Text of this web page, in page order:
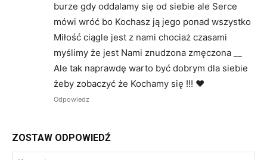
burze gdy oddalamy się od siebie ale Serce
mówi wróć bo Kochasz ją jego ponad wszystko
Miłość ciągle jest z nami chociaż czasami
myślimy że jest Nami znudzona zmęczona __
Ale tak naprawdę warto być dobrym dla siebie
żeby zobaczyć że Kochamy się !!! ❤️
Odpowiedz
ZOSTAW ODPOWIEDŹ